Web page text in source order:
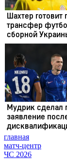
главная
матч-центр
ЧС 2026